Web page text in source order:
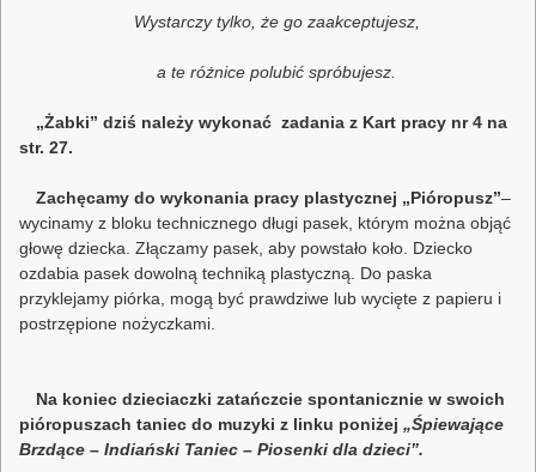
Wystarczy tylko, że go zaakceptujesz,
a te różnice polubić spróbujesz.
„Żabki” dziś należy wykonać zadania z Kart pracy nr 4 na
str. 27.
Zachęcamy do wykonania pracy plastycznej „Pióropusz”–
wycinamy z bloku technicznego długi pasek, którym można objąć
głowę dziecka. Złączamy pasek, aby powstało koło. Dziecko
ozdabia pasek dowolną techniką plastyczną. Do paska
przyklejamy piórka, mogą być prawdziwe lub wycięte z papieru i
postrzępione nożyczkami.
Na koniec dzieciaczki zatańczcie spontanicznie w swoich
pióropuszach taniec do muzyki z linku poniżej „Śpiewające
Brzdące – Indiański Taniec – Piosenki dla dzieci”.